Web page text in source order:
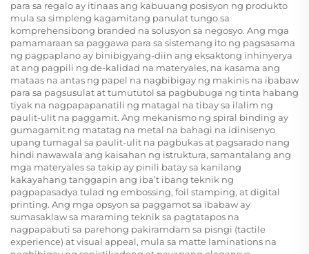
para sa regalo ay itinaas ang kabuuang posisyon ng produkto
mula sa simpleng kagamitang panulat tungo sa
komprehensibong branded na solusyon sa negosyo. Ang mga
pamamaraan sa paggawa para sa sistemang ito ng pagsasama
ng pagpaplano ay binibigyang-diin ang eksaktong inhinyerya
at ang pagpili ng de-kalidad na materyales, na kasama ang
mataas na antas ng papel na nagbibigay ng makinis na ibabaw
para sa pagsusulat at tumututol sa pagbubuga ng tinta habang
tiyak na nagpapapanatili ng matagal na tibay sa ilalim ng
paulit-ulit na paggamit. Ang mekanismo ng spiral binding ay
gumagamit ng matatag na metal na bahagi na idinisenyo
upang tumagal sa paulit-ulit na pagbukas at pagsarado nang
hindi nawawala ang kaisahan ng istruktura, samantalang ang
mga materyales sa takip ay pinili batay sa kanilang
kakayahang tanggapin ang iba’t ibang teknik ng
pagpapasadya tulad ng embossing, foil stamping, at digital
printing. Ang mga opsyon sa paggamot sa ibabaw ay
sumasaklaw sa maraming teknik sa pagtatapos na
nagpapabuti sa parehong pakiramdam sa pisngi (tactile
experience) at visual appeal, mula sa matte laminations na